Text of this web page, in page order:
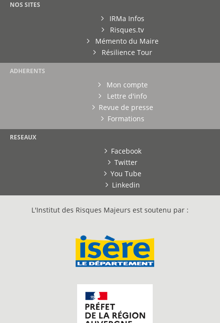
NOS SITES
IRMa Infos
Risques.tv
Mémento du Maire
Résilience Tour
ADHERENTS
Mon compte
Lettre d'info
Revue de presse
Formations
RESEAUX
Facebook
Twitter
You Tube
Linkedin
L'Institut des Risques Majeurs est soutenu par :